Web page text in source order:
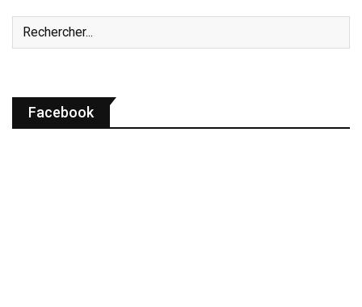
Facebook